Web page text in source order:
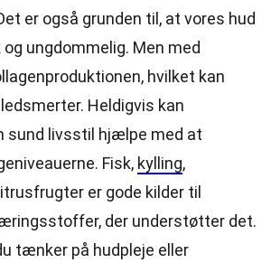
er også grunden til, at vores hud
ungdommelig. Men med
hvilket kan
Heldigvis kan
sund livsstil hjælpe med at
Fisk, kylling,
er gode kilder til
der understøtter det.
tænker på hudpleje eller